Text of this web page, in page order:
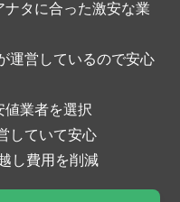
タに合った激安な業
運営しているので安心
値業者を選択
していて安心
し費用を削減